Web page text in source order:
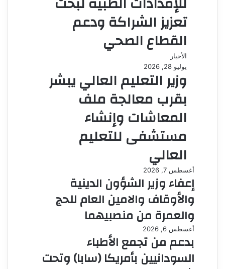
تعزيز الشراكة ودعم
القطاع الصحي
الأخبار
يوليو 28, 2026
وزير التعليم العالي يبشر
بقرب معالجة ملف
المعاشات وإنشاء
مستشفى للتعليم
العالي
أغسطس 7, 2026
إعفاء وزير الشؤون الدينية
والأوقاف والامين العام للحج
والعمرة من منصبيهما
أغسطس 6, 2026
بدعم من تجمع الأطباء
السودانيين بأمريكا (سابا) وتحت